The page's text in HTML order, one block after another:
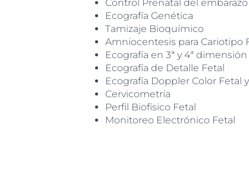
Control Prenatal del
Ecografía Genética
Tamizaje Bioquímico
Amniocentesis para Cariotipo
Ecografía en 3ª y 4ª dimensión
Ecografía de Detalle Fetal
Ecografía Doppler Color Fetal
Cervicometría
Perfil Biofísico Fetal
Monitoreo Electrónico Fetal